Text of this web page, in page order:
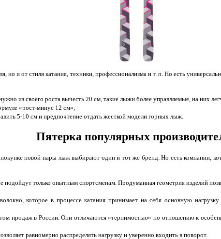
но и от стиля катания, техники, профессионализма и т. п. Но есть
из своего роста вычесть 20 см, такие лыжи более управляемые, на них
«рост-минус 12 см»;
5-10 см и предпочтение отдать жесткой модели горных лыж.
Пятерка популярных
новой пары лыж выбирают один и тот же бренд. Но есть компании,
подойдут только опытным спортсменам. Продуманная геометрия изделий
которое в процессе катания принимает на себя основную
продаж в России. Они отличаются «терпимостью» по отношению к
равномерно распределять нагрузку и уверенно входить в поворот.